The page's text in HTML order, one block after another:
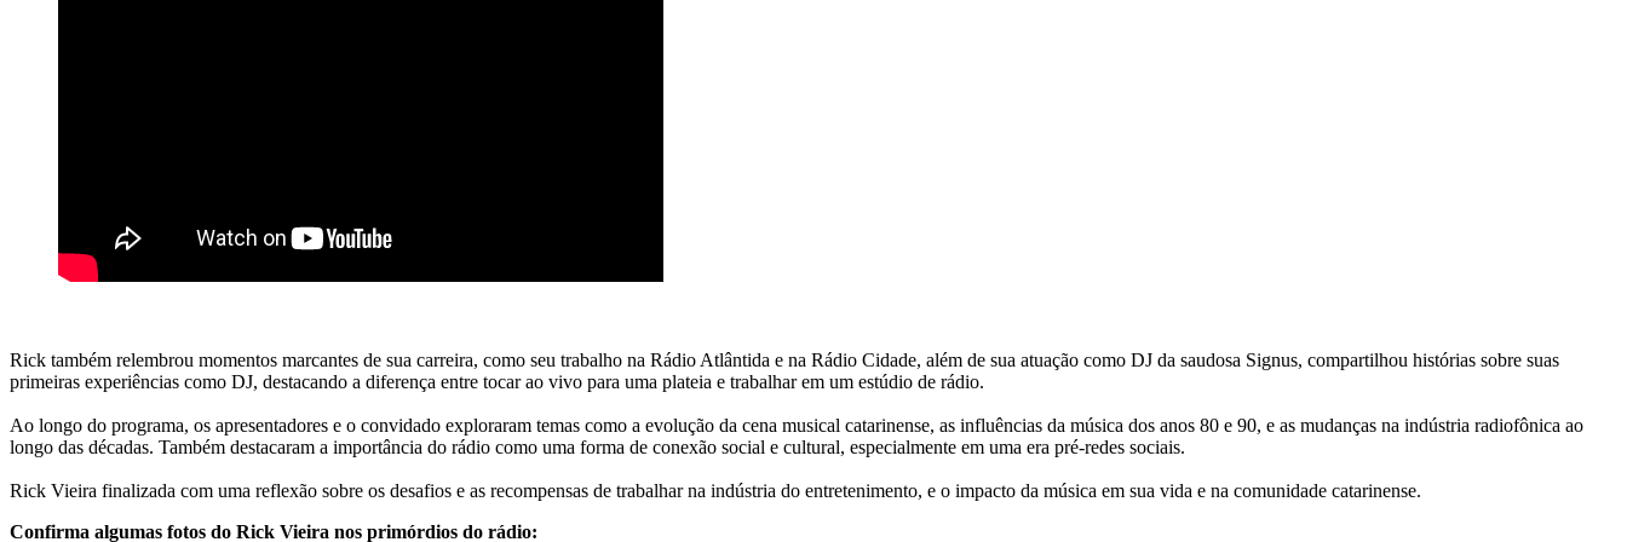
Rick também relembrou momentos marcantes de sua carreira, como seu trabalho na Rádio Atlântida e na Rádio Cidade, além de sua atuação como DJ da saudosa Signus, compartilhou histórias sobre suas
primeiras experiências como DJ, destacando a diferença entre tocar ao vivo para uma plateia e trabalhar em um estúdio de rádio.
Ao longo do programa, os apresentadores e o convidado exploraram temas como a evolução da cena musical catarinense, as influências da música dos anos 80 e 90, e as mudanças na indústria radiofônica ao
longo das décadas. Também destacaram a importância do rádio como uma forma de conexão social e cultural, especialmente em uma era pré-redes sociais.
Rick Vieira finalizada com uma reflexão sobre os desafios e as recompensas de trabalhar na indústria do entretenimento, e o impacto da música em sua vida e na comunidade catarinense.
Confirma algumas fotos do Rick Vieira nos primórdios do rádio: